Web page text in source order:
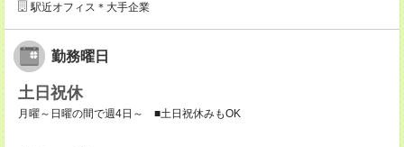
駅近オフィス＊大手企業
勤務曜日
土日祝休
月曜～日曜の間で週4日～ ■土日祝休みもOK